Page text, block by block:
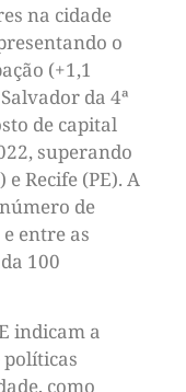
na cidade
o
(+1,1
da 4ª
de capital
superando
Recife (PE). A
de
entre as
100
indicam a
políticas
como